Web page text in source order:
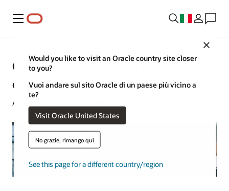
Menu
Would you like to visit an Oracle country site closer
to you?
Vuoi andare sul sito Oracle di un paese più vicino a
te?
Visit Oracle United States
No grazie, rimango qui
See this page for a different country/region
Come l'intelligenza artificiale
contribuirà a cambiare l'HRM
Alex Chan | Content Strategist | 7 agosto 2024